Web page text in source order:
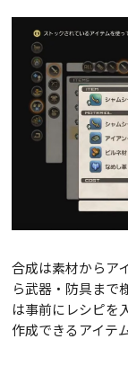
合成は素材からア
ら武器・防具まで
は事前にレシピを
作成できるアイテ